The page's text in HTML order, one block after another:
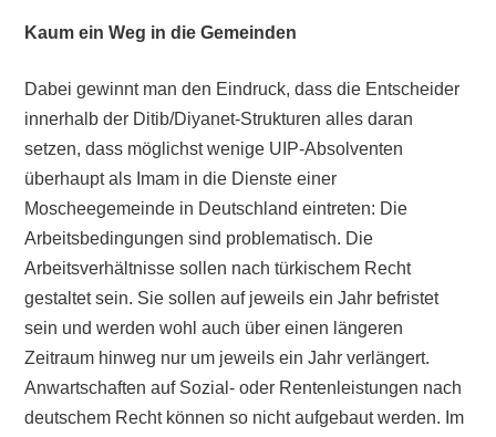
Kaum ein Weg in die Gemeinden
Dabei gewinnt man den Eindruck, dass die Entscheider
innerhalb der Ditib/Diyanet-Strukturen alles daran
setzen, dass möglichst wenige UIP-Absolventen
überhaupt als Imam in die Dienste einer
Moscheegemeinde in Deutschland eintreten: Die
Arbeitsbedingungen sind problematisch. Die
Arbeitsverhältnisse sollen nach türkischem Recht
gestaltet sein. Sie sollen auf jeweils ein Jahr befristet
sein und werden wohl auch über einen längeren
Zeitraum hinweg nur um jeweils ein Jahr verlängert.
Anwartschaften auf Sozial- oder Rentenleistungen nach
deutschem Recht können so nicht aufgebaut werden. Im